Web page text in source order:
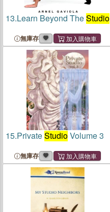
13.Learn Beyond TheStudio
無庫存
15.PrivateStudioVolume 3
無庫存